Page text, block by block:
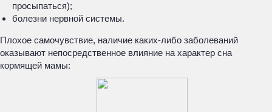
просыпаться);
болезни нервной системы.
Плохое самочувствие, наличие каких-либо заболеваний
оказывают непосредственное влияние на характер сна
кормящей мамы: